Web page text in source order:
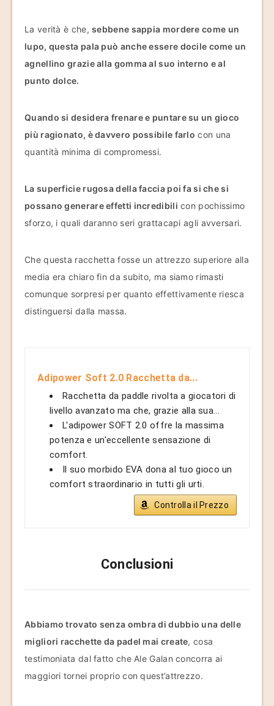
La verità è che,sebbene sappia mordere come un
lupo, questa pala può anche essere docile come un
agnellino grazie alla gomma al suo interno e al
punto dolce.
Quando si desidera frenare e puntare su un gioco
più ragionato, è davvero possibile farlo con una
quantità minima di compromessi.
La superficie rugosa della faccia poi fa si che si
possano generare effetti incredibili con pochissimo
sforzo, i quali daranno seri grattacapi agli avversari.
Che questa racchetta fosse un attrezzo superiore alla
media era chiaro fin da subito, ma siamo rimasti
comunque sorpresi per quanto effettivamente riesca
distinguersi dalla massa.
Adipower Soft 2.0 Racchetta da...
Racchetta da paddle rivolta a giocatori di
livello avanzato ma che, grazie alla sua...
L'adipower SOFT 2.0 offre la massima
potenza e un'eccellente sensazione di
comfort.
Il suo morbido EVA dona al tuo gioco un
comfort straordinario in tutti gli urti.
Controlla il Prezzo
Conclusioni
Abbiamo trovato senza ombra di dubbio una delle
migliori racchette da padel mai create, cosa
testimoniata dal fatto che Ale Galan concorra ai
maggiori tornei proprio con quest’attrezzo.